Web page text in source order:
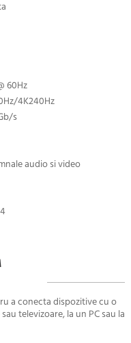
60Hz
4K240Hz
s
audio si video
a conecta dispozitive cu o
televizoare, la un PC sau la